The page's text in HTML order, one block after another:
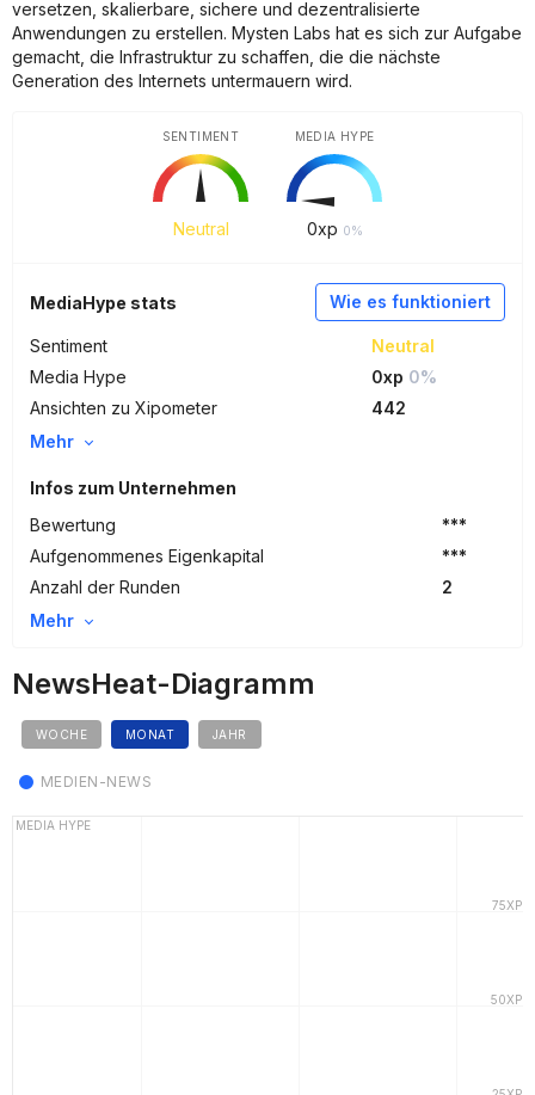
versetzen, skalierbare, sichere und dezentralisierte
Anwendungen zu erstellen. Mysten Labs hat es sich zur Aufgabe
gemacht, die Infrastruktur zu schaffen, die die nächste
Generation des Internets untermauern wird.
Neutral
SENTIMENT
0xp 0%
MEDIA HYPE
Wie es funktioniert
MediaHype stats
Sentiment
Neutral
Media Hype
0xp 0%
Ansichten zu Xipometer
442
Mehr
Infos zum Unternehmen
Bewertung
***
Aufgenommenes Eigenkapital
***
Anzahl der Runden
2
Mehr
NewsHeat-Diagramm
WOCHE MONAT JAHR
MEDIEN-NEWS